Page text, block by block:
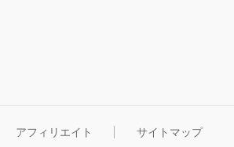
アフィリエイト サイトマップ